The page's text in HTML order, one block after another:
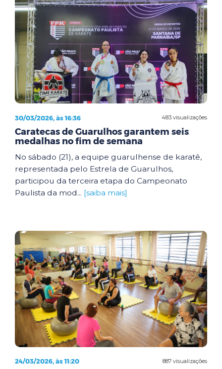
483 visualizações
30/03/2026, às 16:36
Caratecas de Guarulhos garantem seis
medalhas no fim de semana
No sábado (21), a equipe guarulhense de karatê,
representada pelo Estrela de Guarulhos,
participou da terceira etapa do Campeonato
Paulista da mod... [saiba mais]
887 visualizações
24/03/2026, às 11:20